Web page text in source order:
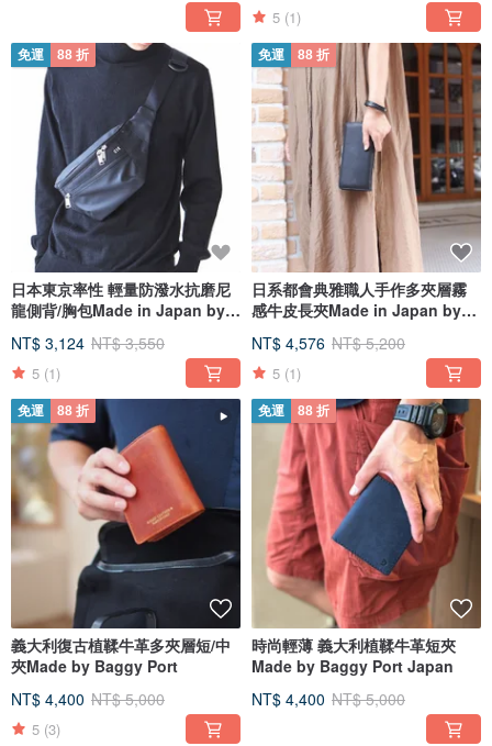
5 (1)
免運 88 折
日本東京率性 輕量防潑水抗磨尼
龍側背/胸包Made in Japan by
NT$ 3,124 NT$ 3,550
5 (1)
免運 88 折
日系都會典雅職人手作多夾層霧
感牛皮長夾Made in Japan by
NT$ 4,576 NT$ 5,200
5 (1)
免運 88 折
義大利復古植鞣牛革多夾層短/中
夾Made by Baggy Port
NT$ 4,400 NT$ 5,000
5 (3)
免運 88 折
時尚輕薄 義大利植鞣牛革短夾
Made by Baggy Port Japan
NT$ 4,400 NT$ 5,000